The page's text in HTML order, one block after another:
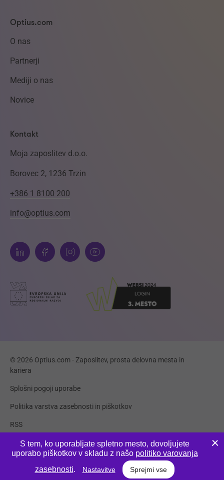
Optius.com
O nas
Partnerji
Mediji o nas
Novice
Kontakt
Moja zaposlitev d.o.o.
Borovec 2, 1236 Trzin
+386 1 8100 200
info@optius.com
© 2026 Optius.com - Zaposlitev, prosta delovna mesta in
kariera
Splošni pogoji uporabe
Politika varstva zasebnosti in piškotkov
RSS
Piškotki
S tem, ko uporabljate spletno mesto, dovoljujete
uporabo piškotkov v skladu z našo politiko varovanja
zasebnosti. Nastavitve Sprejmi vse